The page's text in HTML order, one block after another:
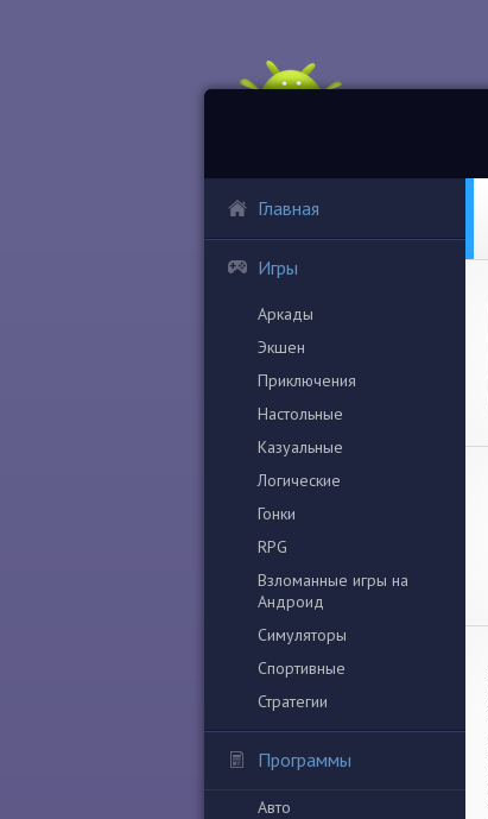
Главная
Игры
Аркады
Экшен
Приключения
Настольные
Казуальные
Логические
Гонки
RPG
Взломанные игры на
Андроид
Симуляторы
Спортивные
Стратегии
Программы
Авто